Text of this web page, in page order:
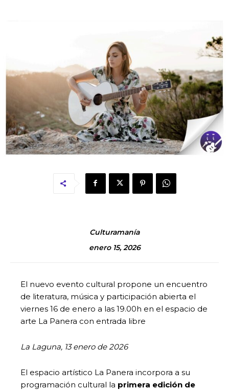
Culturamanía
enero 15, 2026
El nuevo evento cultural propone un encuentro
de literatura, música y participación abierta el
viernes 16 de enero a las 19.00h en el espacio de
arte La Panera con entrada libre
La Laguna, 13 enero de 2026
El espacio artístico La Panera incorpora a su
programación cultural la primera edición de